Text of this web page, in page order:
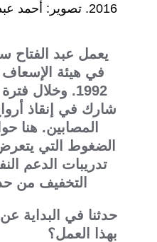
2016. تصوير: أحمد عبد الفتاح/ اللجنة الدولية.
يعمل عبد الفتاح
في هيئة الإسعاف
1992. وخلال
شارك في إنقاذ
المصابين. هنا
الضغوط التي
تدريبات الدعم
التخفيف من
حدثنا في البداية
بهذا العمل؟